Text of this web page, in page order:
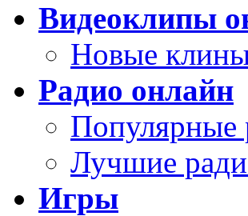
Видеоклипы
Новые
Радио онлайн
Популярные
Лучшие
Игры